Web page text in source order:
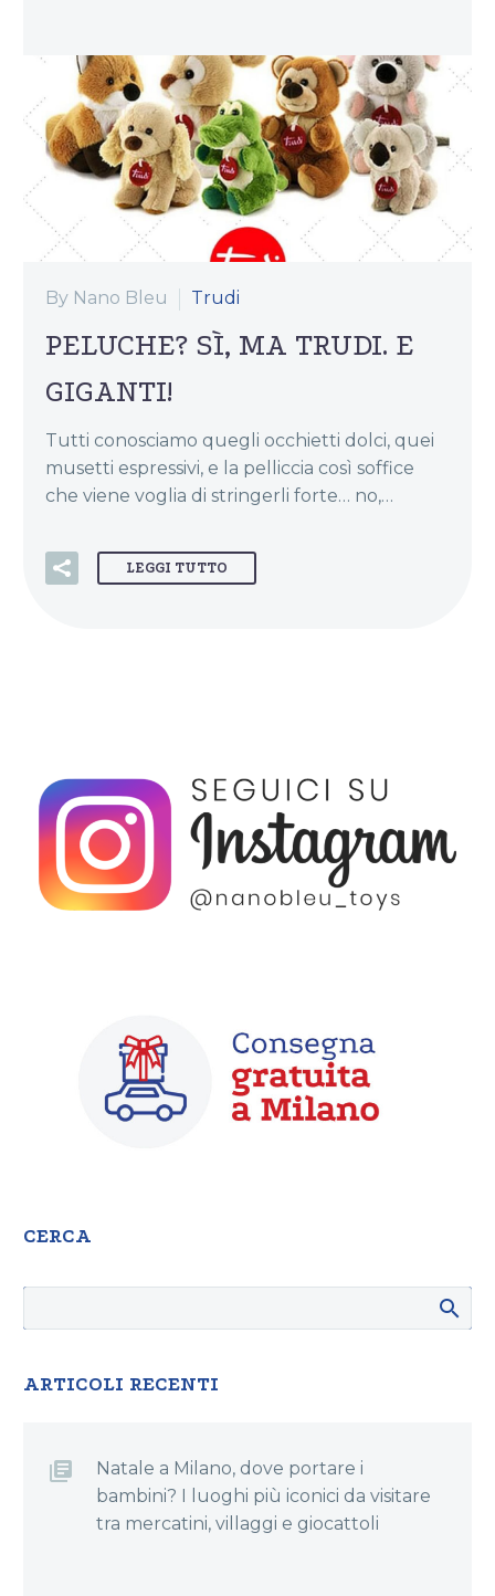
By Nano Bleu Trudi
PELUCHE? SÌ, MA TRUDI. E
GIGANTI!
Tutti conosciamo quegli occhietti dolci, quei
musetti espressivi, e la pelliccia così soffice
che viene voglia di stringerli forte… no,…
LEGGI TUTTO
CERCA
ARTICOLI RECENTI
Natale a Milano, dove portare i
bambini? I luoghi più iconici da visitare
tra mercatini, villaggi e giocattoli